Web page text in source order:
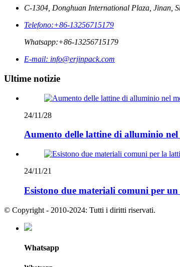
C-1304, Donghuan International Plaza, Jinan,
Telefono:+86-13256715179
Whatsapp:+86-13256715179
E-mail: info@erjinpack.com
Ultime notizie
24/11/28
Aumento delle lattine di alluminio nel
24/11/21
Esistono due materiali comuni per un
© Copyright - 2010-2024: Tutti i diritti riservati.
Whatsapp